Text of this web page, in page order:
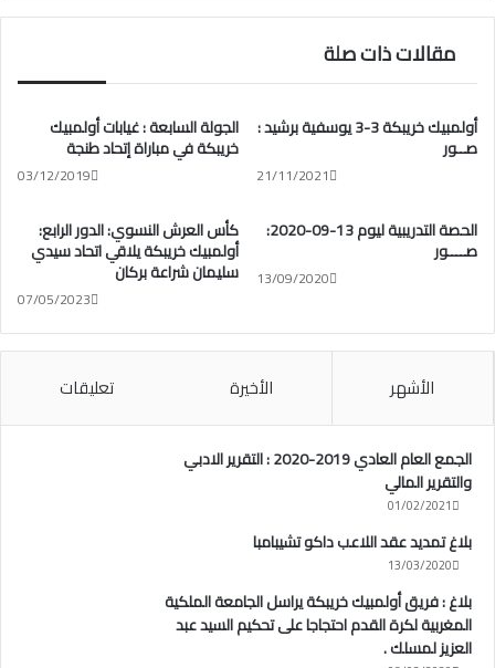
مقالات ذات صلة
الجولة السابعة : غيابات أولمبيك
خريبكة في مباراة إتحاد طنجة
03/12/2019
أولمبيك خريبكة 3-3 يوسفية برشيد :
صــور
21/11/2021
كأس العرش النسوي: الدور الرابع:
أولمبيك خريبكة يلاقي اتحاد سيدي
سليمان شراعة بركان
07/05/2023
الحصة التدريبية ليوم 13-09-2020:
صــــور
13/09/2020
الأشهر الأخيرة تعليقات
الجمع العام العادي 2019-2020 : التقرير الادبي
والتقرير المالي
01/02/2021
بلاغ تمديد عقد اللاعب داكو تشيبامبا
13/03/2020
بلاغ : فريق أولمبيك خريبكة يراسل الجامعة الملكية
المغربية لكرة القدم احتجاجا على تحكيم السيد عبد
العزيز لمسلك .